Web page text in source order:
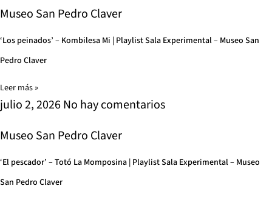
Museo San Pedro Claver
‘Los peinados’ – Kombilesa Mi | Playlist Sala Experimental – Museo San
Pedro Claver
Leer más »
julio 2, 2026No hay comentarios
Museo San Pedro Claver
‘El pescador’ – Totó La Momposina | Playlist Sala Experimental – Museo
San Pedro Claver